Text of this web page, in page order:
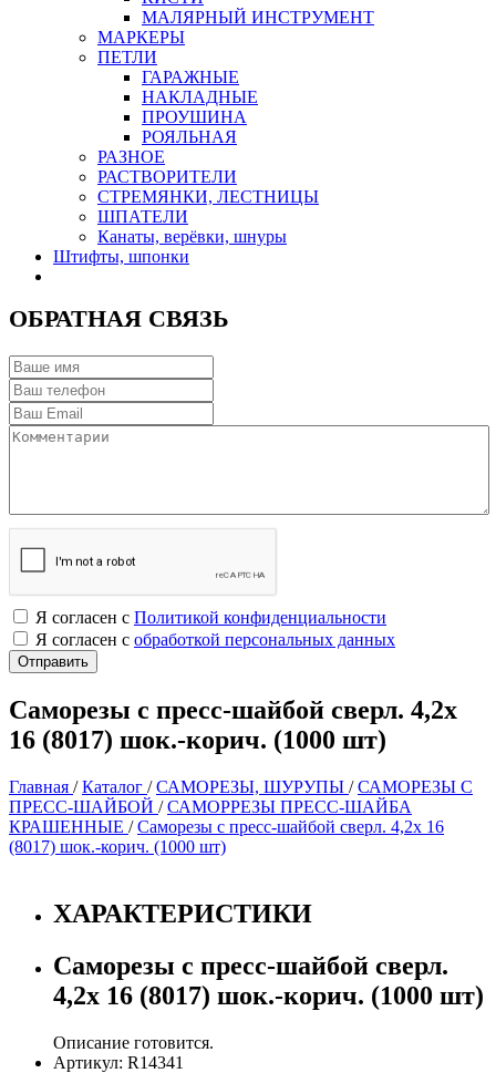
МАЛЯРНЫЙ ИНСТРУМЕНТ
МАРКЕРЫ
ПЕТЛИ
ГАРАЖНЫЕ
НАКЛАДНЫЕ
ПРОУШИНА
РОЯЛЬНАЯ
РАЗНОЕ
РАСТВОРИТЕЛИ
СТРЕМЯНКИ, ЛЕСТНИЦЫ
ШПАТЕЛИ
Канаты, верёвки, шнуры
Штифты, шпонки
ОБРАТНАЯ СВЯЗЬ
Я согласен с Политикой конфиденциальности
Я согласен с обработкой персональных данных
Саморезы с пресс-шайбой сверл. 4,2х
16 (8017) шок.-корич. (1000 шт)
Главная /Каталог /САМОРЕЗЫ, ШУРУПЫ /САМОРЕЗЫ С
ПРЕСС-ШАЙБОЙ /САМОРРЕЗЫ ПРЕСС-ШАЙБА
КРАШЕННЫЕ /Саморезы с пресс-шайбой сверл. 4,2х 16
(8017) шок.-корич. (1000 шт)
ХАРАКТЕРИСТИКИ
Саморезы с пресс-шайбой сверл.
4,2х 16 (8017) шок.-корич. (1000 шт)
Описание готовится.
Артикул: R14341